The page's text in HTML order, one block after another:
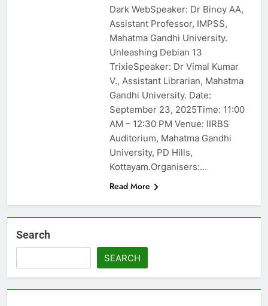
Dark WebSpeaker: Dr Binoy AA,
Assistant Professor, IMPSS,
Mahatma Gandhi University.
Unleashing Debian 13
TrixieSpeaker: Dr Vimal Kumar
V., Assistant Librarian, Mahatma
Gandhi University. Date:
September 23, 2025Time: 11:00
AM – 12:30 PM Venue: IIRBS
Auditorium, Mahatma Gandhi
University, PD Hills,
Kottayam.Organisers:…
Read More
Search
SEARCH